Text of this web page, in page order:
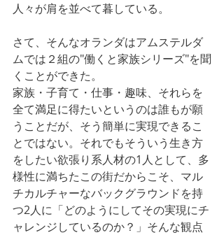
人々が肩を並べて暮している。
さて、そんなオランダはアムステルダ
ムでは２組の"働くと家族シリーズ"を聞
くことができた。
家族・子育て・仕事・趣味、それらを
全て満足に得たいというのは誰もが願
うことだが、そう簡単に実現できるこ
とではない。それでもそういう生き方
をしたい欲張り系人材の1人として、多
様性に満ちたこの街だからこそ、マル
チカルチャーなバックグラウンドを持
つ2人に「どのようにしてその実現にチ
ャレンジしているのか？」そんな観点